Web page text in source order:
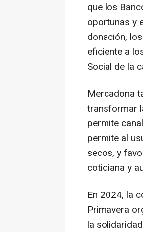
que los
oportunas y
donación,
eficiente a
Social de la
Mercadona
transformar
permite
permite al
secos, y
cotidiana y
En 2024, la
Primavera
la